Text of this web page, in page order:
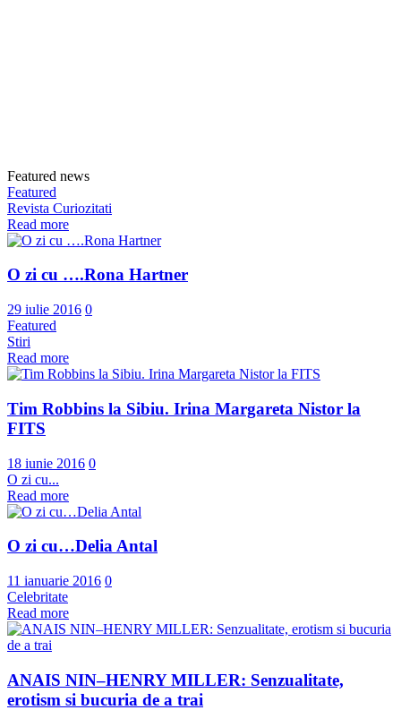
Featured news
Featured
Revista Curiozitati
Read more
O zi cu ….Rona Hartner
29 iulie 2016 0
Featured
Stiri
Read more
Tim Robbins la Sibiu. Irina Margareta Nistor la
FITS
18 iunie 2016 0
O zi cu...
Read more
O zi cu…Delia Antal
11 ianuarie 2016 0
Celebritate
Read more
ANAIS NIN–HENRY MILLER: Senzualitate,
erotism si bucuria de a trai